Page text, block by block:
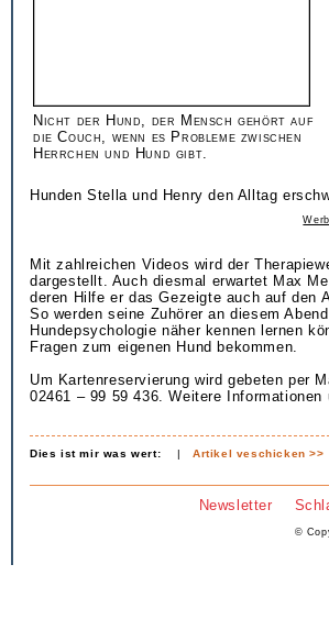
Nicht der Hund, der Mensch gehört auf
die Couch, wenn es Probleme zwischen
Herrchen und Hund gibt.
Hunden Stella und Henry den Alltag
Mit zahlreichen Videos wird der
dargestellt. Auch diesmal erwartet Max
deren Hilfe er das Gezeigte auch auf den
So werden seine Zuhörer an diesem
Hundepsychologie näher kennen lernen
Fragen zum eigenen Hund bekommen.
Um Kartenreservierung wird gebeten per
02461 – 99 59 436. Weitere Informationen
Dies ist mir was wert: |Artikel veschicken >>
Newsletter
©